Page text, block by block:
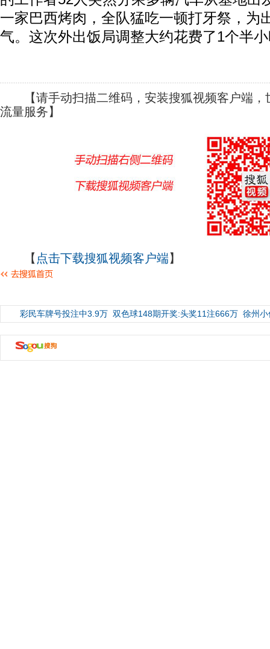
一家巴西烤肉，全队猛吃一顿打牙祭，为
气。这次外出饭局调整大约花费了1个半
【请手动扫描二维码，安装搜狐视频客户端，
流量服务】
【 点击下载搜狐视频客户端】
彩民车牌号投注中3.9万 双色球148期开奖:头奖11注666万 徐州